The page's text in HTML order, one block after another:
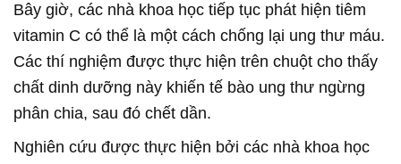
Bây giờ, các nhà khoa học tiếp tục phát hiện tiêm
vitamin C có thể là một cách chống lại ung thư máu.
Các thí nghiệm được thực hiện trên chuột cho thấy
chất dinh dưỡng này khiến tế bào ung thư ngừng
phân chia, sau đó chết dần.
Nghiên cứu được thực hiện bởi các nhà khoa học